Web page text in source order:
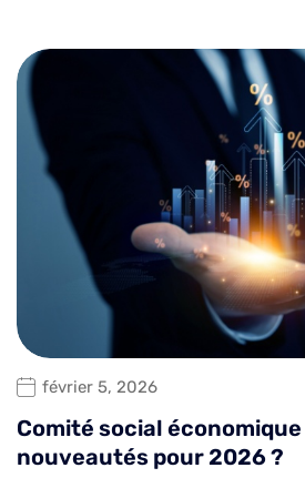
février 5, 2026
Comité social
nouveautés pour 2026 ?